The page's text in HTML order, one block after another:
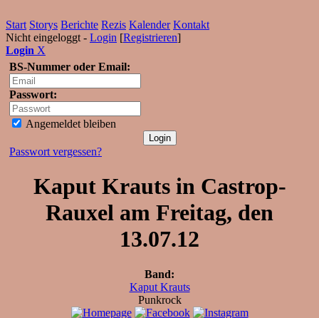
Start Storys Berichte Rezis Kalender Kontakt
Nicht eingeloggt - Login [Registrieren]
Login X
BS-Nummer oder Email:
Passwort:
Angemeldet bleiben
Passwort vergessen?
Kaput Krauts in Castrop-
Rauxel am Freitag, den
13.07.12
Band:
Kaput Krauts
Punkrock